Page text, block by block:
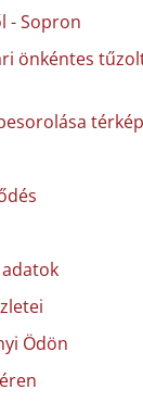
- Sopron
önkéntes
térkép
Ödön